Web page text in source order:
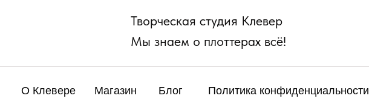
Магазин
О Клевере Блог Политика конфиденциальности
Творческая студия Клевер
Мы знаем о плоттерах всё!